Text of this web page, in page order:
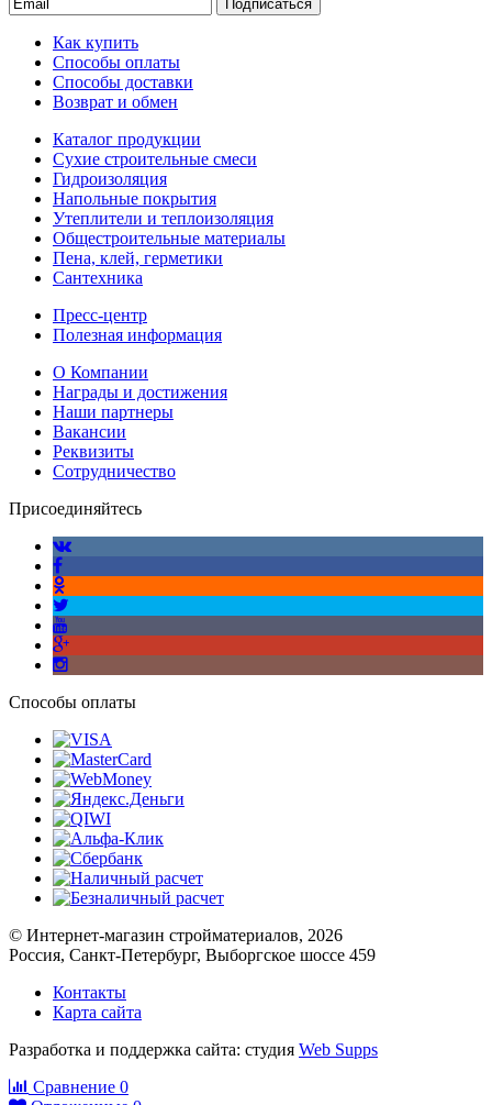
Подписаться
Как купить
Способы оплаты
Способы доставки
Возврат и обмен
Каталог продукции
Сухие строительные смеси
Гидроизоляция
Напольные покрытия
Утеплители и теплоизоляция
Общестроительные материалы
Пена, клей, герметики
Сантехника
Пресс-центр
Полезная информация
О Компании
Награды и достижения
Наши партнеры
Вакансии
Реквизиты
Сотрудничество
Присоединяйтесь
Способы оплаты
© Интернет-магазин стройматериалов, 2026
Россия, Санкт-Петербург, Выборгское шоссе 459
Контакты
Карта сайта
Разработка и поддержка сайта: студия Web Supps
Сравнение 0